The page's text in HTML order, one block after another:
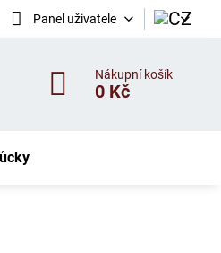
Panel uživatele
Nákupní košík
0 Kč